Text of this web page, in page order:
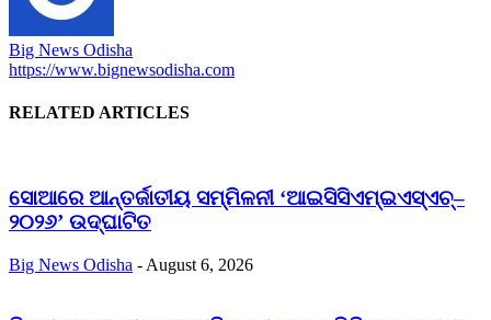
Big News Odisha
https://www.bignewsodisha.com
RELATED ARTICLES
ସୋଆରେ ଆନ୍ତର୍ଜାତୀୟ ସମ୍ମିଳନୀ ‘ଆଇସିସିଏମ୍‌ଇଏସ୍‌ଏଚ୍‌–
୨୦୨୬’ ଉଦ୍‌ଘାଟିତ
Big News Odisha - August 6, 2026